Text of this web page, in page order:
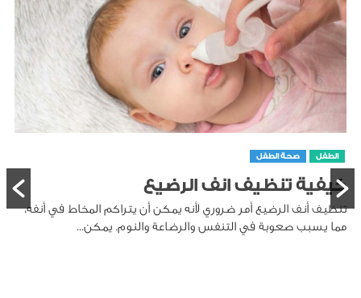
الطفل صحة الطفل
كيفية تنظيف انف الرضيع
تنظيف أنف الرضيع أمر ضروري لأنه يمكن أن يتراكم المخاط في أنفه،
مما يسبب صعوبة في التنفس والرضاعة والنوم. يمكن...